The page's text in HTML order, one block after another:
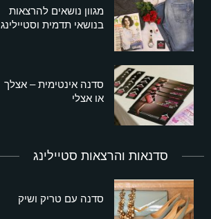
מגוון נושאים להרצאות
בנושאי תדמית וסטיילינג
סדנה אינטימית – אצלך
או אצלי
סדנאות והרצאות סטיילינג
סדנה עם טריק ושיק